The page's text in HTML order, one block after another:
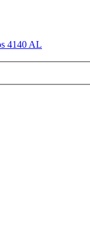
4140 AL